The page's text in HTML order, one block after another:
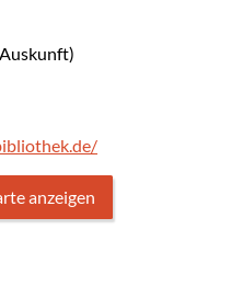
anzeigen